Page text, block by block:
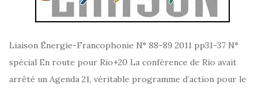
Liaison Énergie-Francophonie N° 88-89 2011 pp31-37 N°
spécial En route pour Rio+20 La conférence de Rio avait
arrêté un Agenda 21, véritable programme d’action pour le